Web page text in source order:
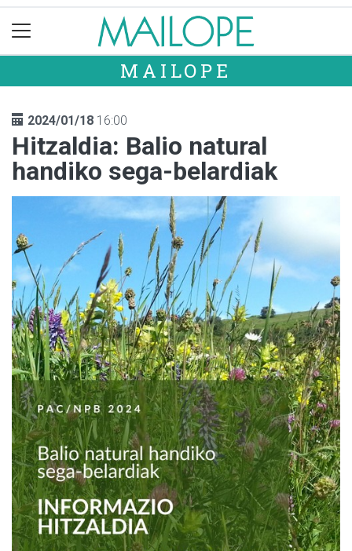
MAILOPE
2024/01/18 16:00
Hitzaldia: Balio natural
handiko sega-belardiak